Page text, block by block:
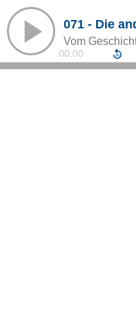
071 - Die
Vom
00:00